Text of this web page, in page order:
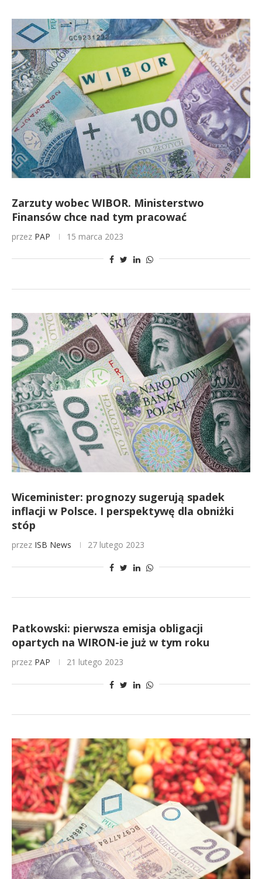
Zarzuty wobec WIBOR. Ministerstwo
Finansów chce nad tym pracować
przez PAP 15 marca 2023
Wiceminister: prognozy sugerują spadek
inflacji w Polsce. I perspektywę dla obniżki
stóp
przez ISB News 27 lutego 2023
Patkowski: pierwsza emisja obligacji
opartych na WIRON-ie już w tym roku
przez PAP 21 lutego 2023